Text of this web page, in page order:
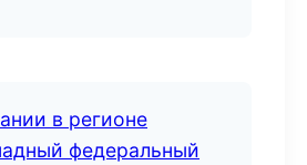
в регионе
федеральный